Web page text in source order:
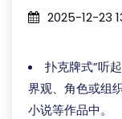
2025-12-23
扑克牌式”听
界观、角色或组
小说等作品中。